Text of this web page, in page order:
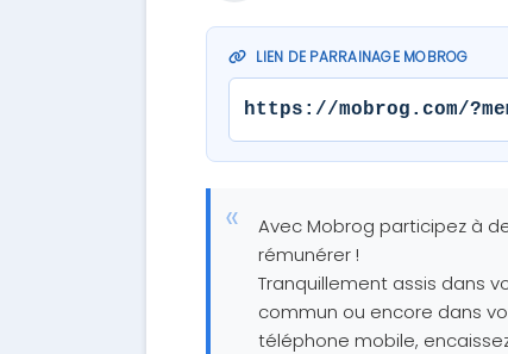
LIEN DE PARRAINAGE MOBROG
https://mobrog.com/
Avec Mobrog participez à
rémunérer !
Tranquillement assis dans
commun ou encore dans
téléphone mobile,